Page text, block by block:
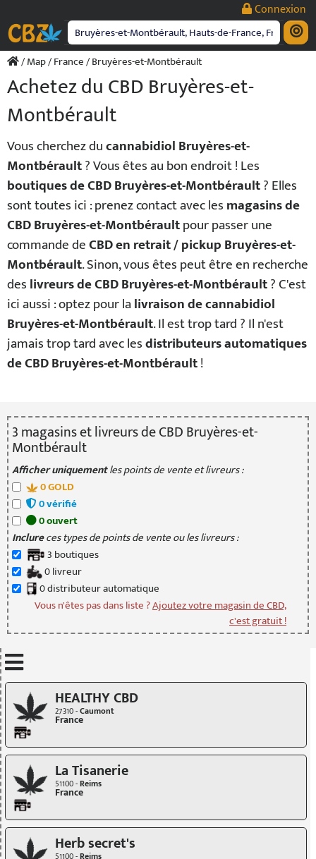
contenu
Connexion
/Map/France/ Bruyères-et-Montbérault
Achetez du CBD Bruyères-et-
Montbérault
Vous cherchez ducannabidiol Bruyères-et-
Montbérault? Vous êtes au bon endroit ! Les
boutiques de CBD Bruyères-et-Montbérault? Elles
sont toutes ici : prenez contact avec lesmagasins de
CBD Bruyères-et-Montbéraultpour passer une
commande deCBD en retrait / pickup Bruyères-et-
Montbérault. Sinon, vous êtes peut être en recherche
deslivreurs de CBD Bruyères-et-Montbérault? C'est
ici aussi : optez pour lalivraison de cannabidiol
Bruyères-et-Montbérault. Il est trop tard ? Il n'est
jamais trop tard avec lesdistributeurs automatiques
de CBD Bruyères-et-Montbérault!
3magasinset livreursde CBD Bruyères-et-
Montbérault
Afficher uniquementles points de vente et livreurs :
0GOLD
0vérifié
0ouvert
Inclureces types de points de vente ou les livreurs :
3 boutiques
0livreur
0distributeurautomatique
Vous n'êtes pas dans liste ?Ajoutez votre magasin de CBD,
c'est gratuit !
HEALTHY CBD
27310 -Caumont
France
La Tisanerie
51100 -Reims
France
Herb secret's
51100 -Reims